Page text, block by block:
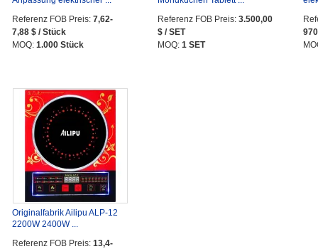
Referenz FOB Preis: 7,62-
7,88 $ / Stück
MOQ: 1.000 Stück
Referenz FOB Preis: 3.500,00
$ / SET
MOQ: 1 SET
Originalfabrik Ailipu ALP-12
2200W 2400W ...
Referenz FOB Preis: 13,4-